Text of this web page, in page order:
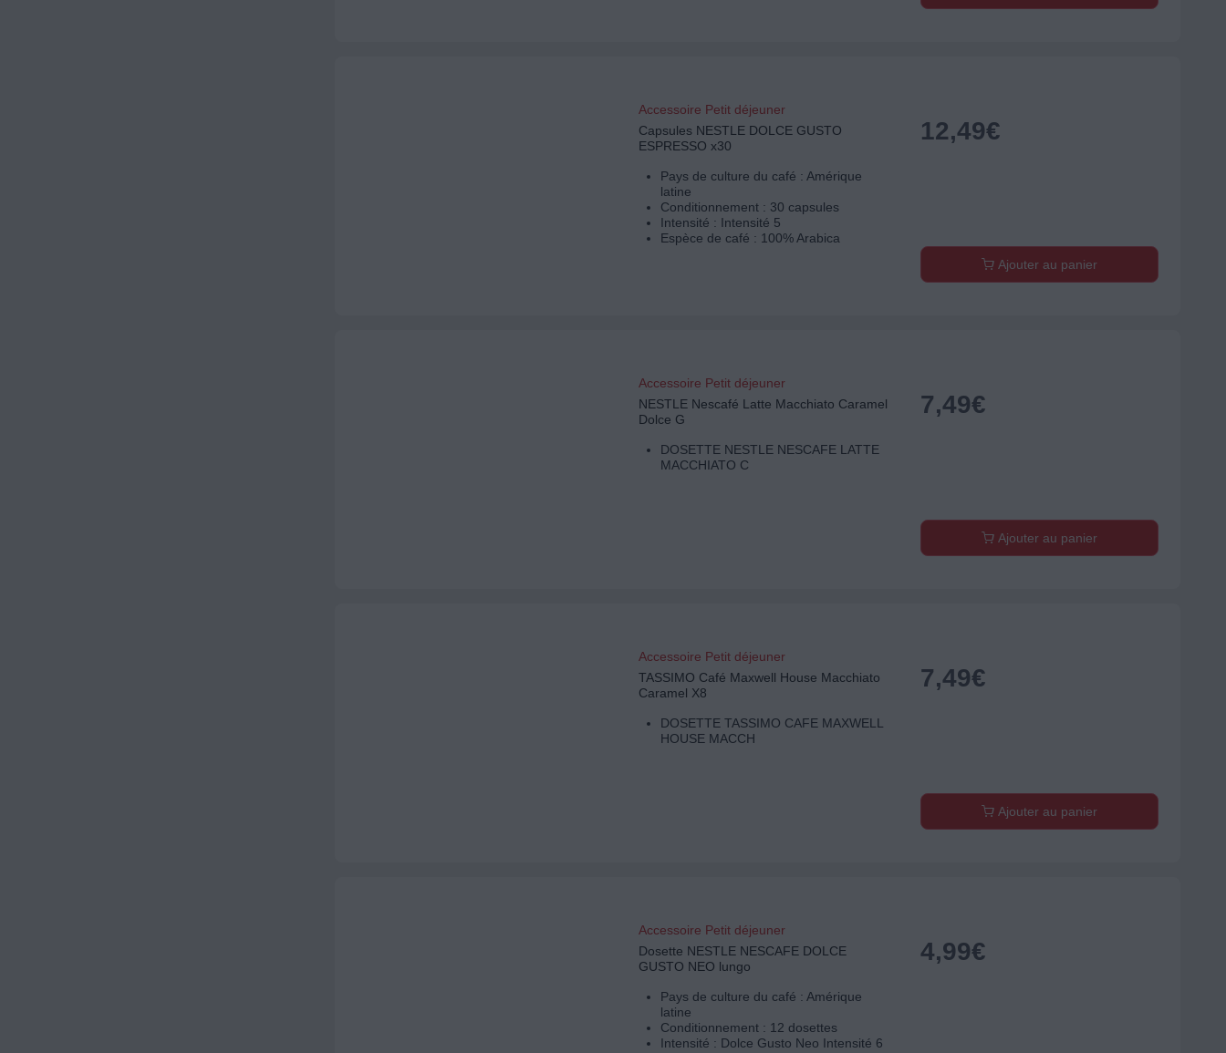
Accessoire Petit déjeuner
Capsules NESTLE DOLCE GUSTO
ESPRESSO x30
Pays de culture du café : Amérique
latine
Conditionnement : 30 capsules
Intensité : Intensité 5
Espèce de café : 100% Arabica
12,49€
Ajouter au panier
Accessoire Petit déjeuner
NESTLE Nescafé Latte Macchiato Caramel
Dolce G
DOSETTE NESTLE NESCAFE LATTE
MACCHIATO C
7,49€
Ajouter au panier
Accessoire Petit déjeuner
TASSIMO Café Maxwell House Macchiato
Caramel X8
DOSETTE TASSIMO CAFE MAXWELL
HOUSE MACCH
7,49€
Ajouter au panier
Accessoire Petit déjeuner
Dosette NESTLE NESCAFE DOLCE
GUSTO NEO lungo
Pays de culture du café : Amérique
latine
Conditionnement : 12 dosettes
Intensité : Dolce Gusto Neo Intensité 6
4,99€